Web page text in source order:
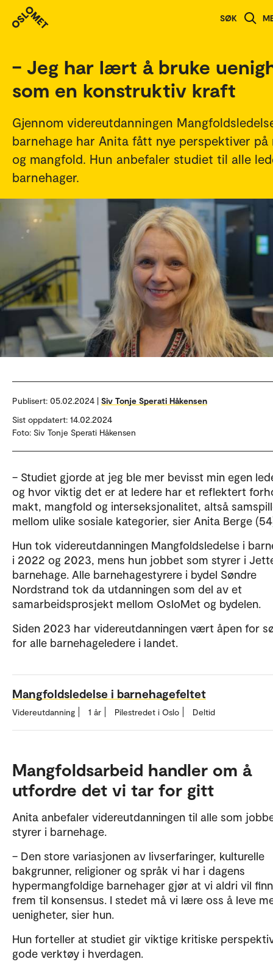
SØK
Studenthistorier
– Jeg har lært å bruke
som en konstruktiv kraft
Gjennom videreutdanningen
barnehage har Anita fått nye perspektiver på
og mangfold. Hun anbefaler studiet til alle
barnehager.
Publisert: 05.02.2024 | Siv Tonje Sperati Håkensen
Sist oppdatert: 14.02.2024
Foto: Siv Tonje Sperati Håkensen
– Studiet gjorde at jeg ble mer bevisst min egen
og hvor viktig det er at ledere har et reflektert
makt, mangfold og interseksjonalitet, altså
mellom ulike sosiale kategorier, sier Anita Berge
Hun tok videreutdanningen Mangfoldsledelse i
i 2022 og 2023, mens hun jobbet som styrer i
barnehage. Alle barnehagestyrere i bydel Søndre
Nordstrand tok da utdanningen som del av et
samarbeidsprosjekt mellom OsloMet og bydelen.
Siden 2023 har videreutdanningen vært åpen for
for alle barnehageledere i landet.
Mangfoldsledelse i barnehagefeltet
Videreutdanning 1 år Pilestredet i Oslo Deltid
Mangfoldsarbeid handler om å
utfordre det vi tar for gitt
Anita anbefaler videreutdanningen til alle som
styrer i barnehage.
– Den store variasjonen av livserfaringer, kulturelle
bakgrunner, religioner og språk vi har i dagens
hypermangfoldige barnehager gjør at vi aldri vil
frem til konsensus. I stedet må vi lære oss å leve
uenigheter, sier hun.
Hun forteller at studiet gir viktige kritiske
gode verktøy i hverdagen.